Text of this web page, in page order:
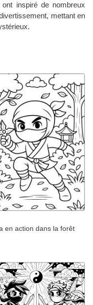
ont inspiré de nombreux
mettant en
en action dans la forêt